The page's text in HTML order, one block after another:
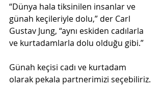
“Dünya hala tiksinilen insanlar ve
günah keçileriyle dolu,” der Carl
Gustav Jung, “aynı eskiden cadılarla
ve kurtadamlarla dolu olduğu gibi.”
Günah keçisi cadı ve kurtadam
olarak pekala partnerimizi seçebiliriz.